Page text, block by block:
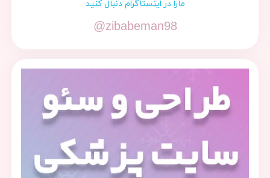
مارا در اینستاگرام دنبال کنید
@zibabeman98